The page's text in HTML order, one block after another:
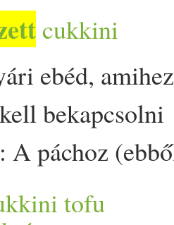
a tofu
a
- a
elképesztően
meg, ha
The
Az egyik
előzetesen
medvét
azt gondolták,
cukkini
ebéd, amihez
bekapcsolni
A páchoz
következő
tofu